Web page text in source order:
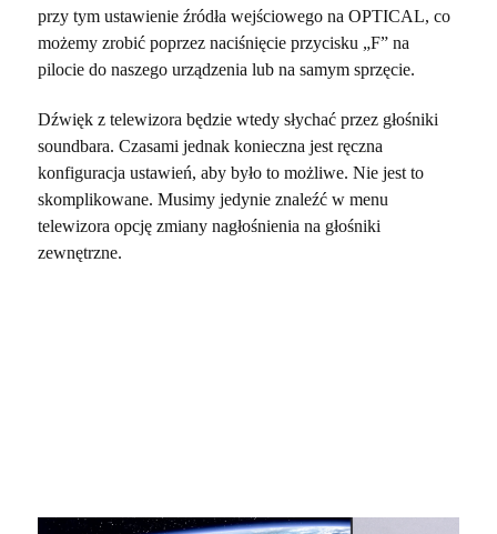
przy tym ustawienie źródła wejściowego na OPTICAL, co
możemy zrobić poprzez naciśnięcie przycisku „F” na
pilocie do naszego urządzenia lub na samym sprzęcie.
Dźwięk z telewizora będzie wtedy słychać przez głośniki
soundbara. Czasami jednak konieczna jest ręczna
konfiguracja ustawień, aby było to możliwe. Nie jest to
skomplikowane. Musimy jedynie znaleźć w menu
telewizora opcję zmiany nagłośnienia na głośniki
zewnętrzne.